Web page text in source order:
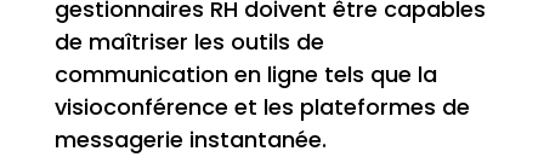
gestionnaires RH doivent être capables
de maîtriser les outils de
communication en ligne tels que la
visioconférence et les plateformes de
messagerie instantanée.